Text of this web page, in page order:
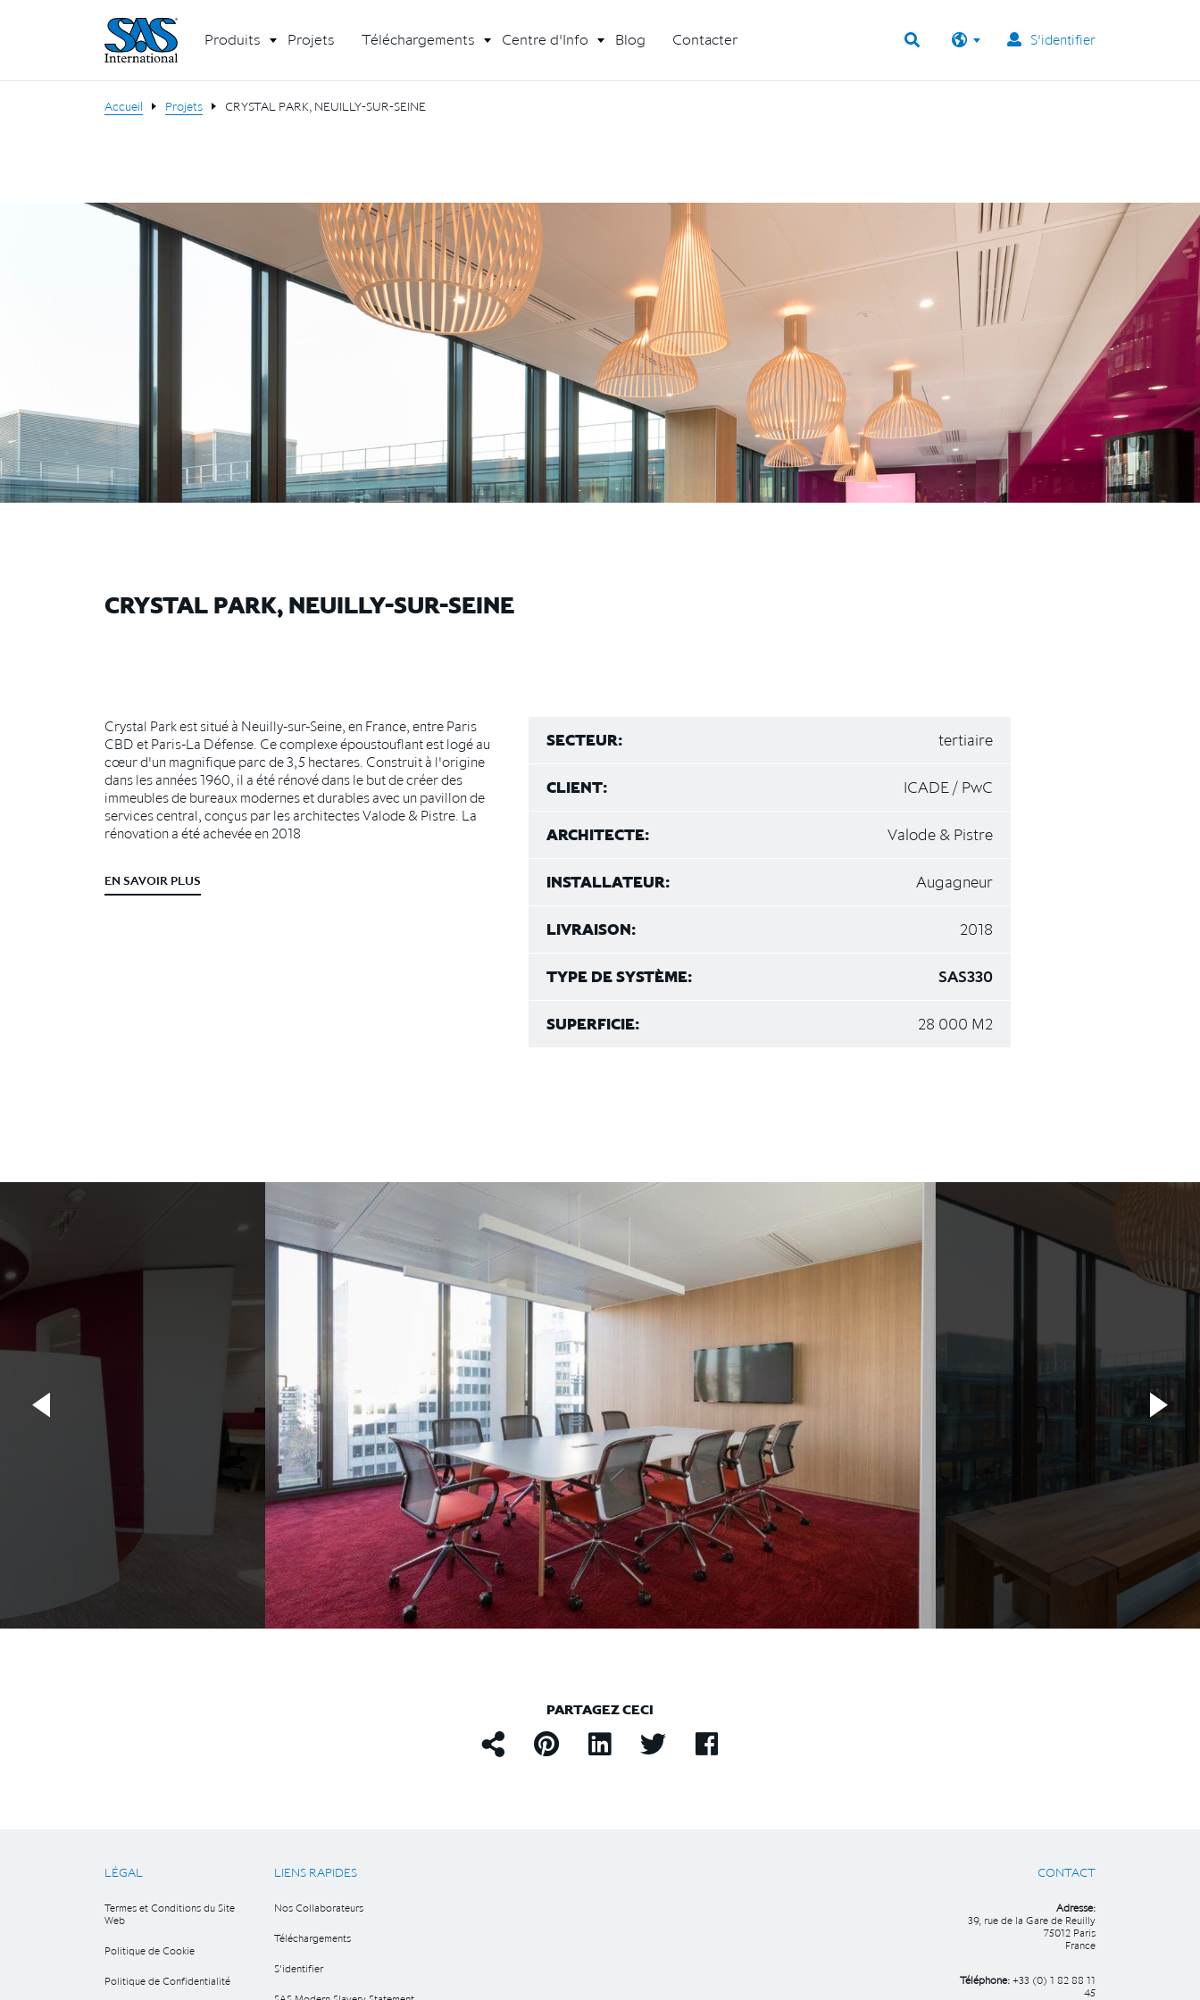
Produits Projets Téléchargements Centre d'Info Blog Contacter S'identifier
Accueil Projets CRYSTAL PARK, NEUILLY-SUR-SEINE
CRYSTAL PARK, NEUILLY-SUR-SEINE
Crystal Park est situé à Neuilly-sur-Seine, en France, entre Paris
CBD et Paris-La Défense. Ce complexe époustouflant est logé au
cœur d'un magnifique parc de 3,5 hectares. Construit à l'origine
dans les années 1960, il a été rénové dans le but de créer des
immeubles de bureaux modernes et durables avec un pavillon de
services central, conçus par les architectes Valode & Pistre. La
rénovation a été achevée en 2018
EN SAVOIR PLUS
SECTEUR: tertiaire
CLIENT: ICADE / PwC
ARCHITECTE: Valode & Pistre
INSTALLATEUR: Augagneur
LIVRAISON: 2018
TYPE DE SYSTÈME: SAS330
SUPERFICIE: 28 000 M2
PARTAGEZ CECI
LÉGAL
Termes et Conditions du Site
Web
Politique de Cookie
Politique de Confidentialité
LIENS RAPIDES
Nos Collaborateurs
Téléchargements
S'identifier
CONTACT
Adresse:
39, rue de la Gare de Reuilly
75012 Paris
France
Téléphone: +33 (0) 1 82 88 11
45